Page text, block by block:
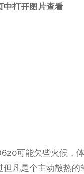
中打开图片查看
样，对于OIer其实
，Surface都能轻松
翻翻就是实例的
试结果得出，
性能，加起来
，长时间功耗
硬伤，我们能做的
可能欠些火候
凡是个主动散热的